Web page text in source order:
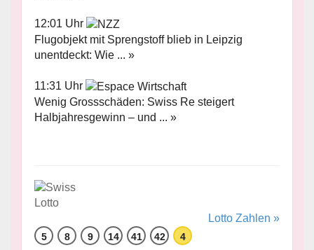
12:01 Uhr
Flugobjekt mit Sprengstoff blieb in Leipzig
unentdeckt: Wie ... »
11:31 Uhr
Wenig Grossschäden: Swiss Re steigert
Halbjahresgewinn – und ... »
Lotto Zahlen »
5 8 9 14 41 42 4